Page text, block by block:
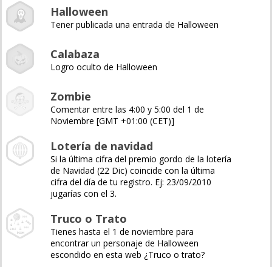
Halloween
Tener publicada una entrada de Halloween
Calabaza
Logro oculto de Halloween
Zombie
Comentar entre las 4:00 y 5:00 del 1 de
Noviembre [GMT +01:00 (CET)]
Lotería de navidad
Si la última cifra del premio gordo de la lotería
de Navidad (22 Dic) coincide con la última
cifra del día de tu registro. Ej: 23/09/2010
jugarías con el 3.
Truco o Trato
Tienes hasta el 1 de noviembre para
encontrar un personaje de Halloween
escondido en esta web ¿Truco o trato?